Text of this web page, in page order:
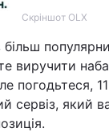
Скріншот OLX
більш
виручити
погодьтеся,
сервіз, який